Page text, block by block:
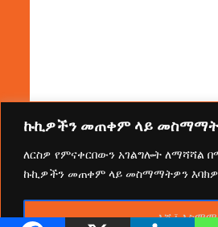
ኩኪዎችን መጠቀም ላይ
ለርስዎ የምናቀርበውን አገልግሎት ለማሻሻል
ኩኪዎችን መጠቀም ላይ መስማማትዎን
እሺ፤